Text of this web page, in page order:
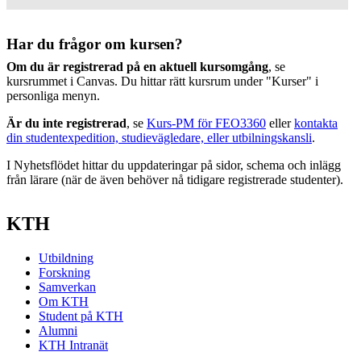
Har du frågor om kursen?
Om du är registrerad på en aktuell kursomgång, se
kursrummet i Canvas. Du hittar rätt kursrum under "Kurser" i
personliga menyn.
Är du inte registrerad, se Kurs-PM för FEO3360 ellerkontakta
din studentexpedition, studievägledare, eller utbilningskansli.
I Nyhetsflödet hittar du uppdateringar på sidor, schema och inlägg
från lärare (när de även behöver nå tidigare registrerade studenter).
KTH
Utbildning
Forskning
Samverkan
Om KTH
Student på KTH
Alumni
KTH Intranät